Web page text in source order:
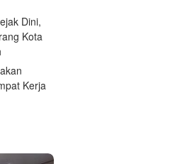
Dini,
Kota
Kerja